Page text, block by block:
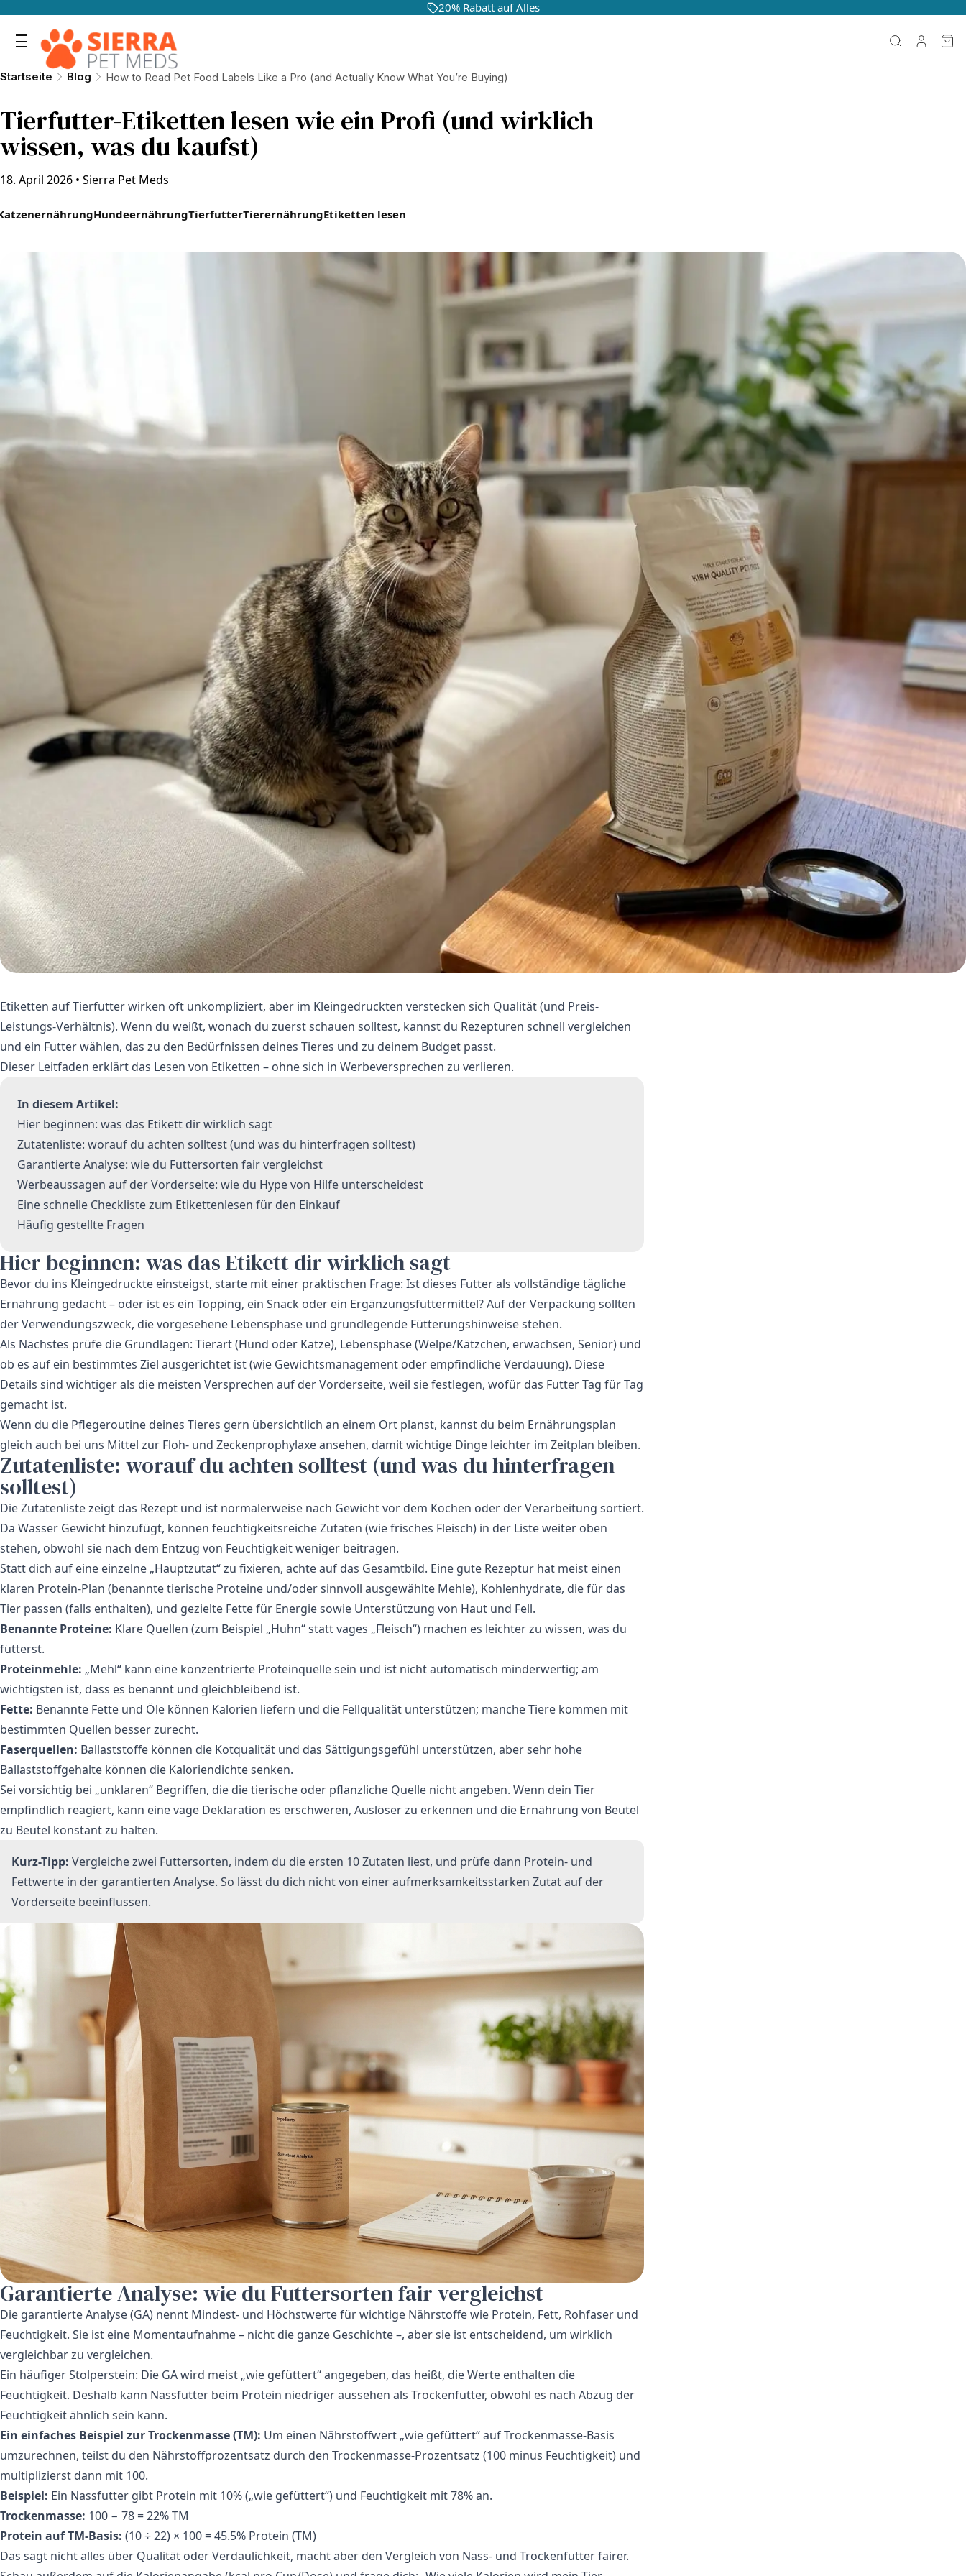
20% Rabatt auf Alles
Startseite Blog How to Read Pet Food Labels Like a Pro (and Actually Know What You’re Buying)
Tierfutter-Etiketten lesen wie ein Profi (und wirklich
wissen, was du kaufst)
18. April 2026 • Sierra Pet Meds
HundeernährungTierfutterTierernährungEtiketten lesen
Etiketten auf Tierfutter wirken oft unkompliziert, aber im Kleingedruckten verstecken sich Qualität (und Preis-
Leistungs-Verhältnis). Wenn du weißt, wonach du zuerst schauen solltest, kannst du Rezepturen schnell vergleichen
und ein Futter wählen, das zu den Bedürfnissen deines Tieres und zu deinem Budget passt.
Dieser Leitfaden erklärt das Lesen von Etiketten – ohne sich in Werbeversprechen zu verlieren.
In diesem Artikel:
Hier beginnen: was das Etikett dir wirklich sagt
Zutatenliste: worauf du achten solltest (und was du hinterfragen solltest)
Garantierte Analyse: wie du Futtersorten fair vergleichst
Werbeaussagen auf der Vorderseite: wie du Hype von Hilfe unterscheidest
Eine schnelle Checkliste zum Etikettenlesen für den Einkauf
Häufig gestellte Fragen
Hier beginnen: was das Etikett dir wirklich sagt
Bevor du ins Kleingedruckte einsteigst, starte mit einer praktischen Frage: Ist dieses Futter als vollständige tägliche
Ernährung gedacht – oder ist es ein Topping, ein Snack oder ein Ergänzungsfuttermittel? Auf der Verpackung sollten
der Verwendungszweck, die vorgesehene Lebensphase und grundlegende Fütterungshinweise stehen.
Als Nächstes prüfe die Grundlagen: Tierart (Hund oder Katze), Lebensphase (Welpe/Kätzchen, erwachsen, Senior) und
ob es auf ein bestimmtes Ziel ausgerichtet ist (wie Gewichtsmanagement oder empfindliche Verdauung). Diese
Details sind wichtiger als die meisten Versprechen auf der Vorderseite, weil sie festlegen, wofür das Futter Tag für Tag
gemacht ist.
Wenn du die Pflegeroutine deines Tieres gern übersichtlich an einem Ort planst, kannst du beim Ernährungsplan
gleich auch bei uns Mittel zur Floh- und Zeckenprophylaxe ansehen, damit wichtige Dinge leichter im Zeitplan bleiben.
Zutatenliste: worauf du achten solltest (und was du hinterfragen
solltest)
Die Zutatenliste zeigt das Rezept und ist normalerweise nach Gewicht vor dem Kochen oder der Verarbeitung sortiert.
Da Wasser Gewicht hinzufügt, können feuchtigkeitsreiche Zutaten (wie frisches Fleisch) in der Liste weiter oben
stehen, obwohl sie nach dem Entzug von Feuchtigkeit weniger beitragen.
Statt dich auf eine einzelne „Hauptzutat“ zu fixieren, achte auf das Gesamtbild. Eine gute Rezeptur hat meist einen
klaren Protein-Plan (benannte tierische Proteine und/oder sinnvoll ausgewählte Mehle), Kohlenhydrate, die für das
Tier passen (falls enthalten), und gezielte Fette für Energie sowie Unterstützung von Haut und Fell.
Benannte Proteine: Klare Quellen (zum Beispiel „Huhn“ statt vages „Fleisch“) machen es leichter zu wissen, was du
fütterst.
Proteinmehle: „Mehl“ kann eine konzentrierte Proteinquelle sein und ist nicht automatisch minderwertig; am
wichtigsten ist, dass es benannt und gleichbleibend ist.
Fette: Benannte Fette und Öle können Kalorien liefern und die Fellqualität unterstützen; manche Tiere kommen mit
bestimmten Quellen besser zurecht.
Faserquellen: Ballaststoffe können die Kotqualität und das Sättigungsgefühl unterstützen, aber sehr hohe
Ballaststoffgehalte können die Kaloriendichte senken.
Sei vorsichtig bei „unklaren“ Begriffen, die die tierische oder pflanzliche Quelle nicht angeben. Wenn dein Tier
empfindlich reagiert, kann eine vage Deklaration es erschweren, Auslöser zu erkennen und die Ernährung von Beutel
zu Beutel konstant zu halten.
Kurz-Tipp: Vergleiche zwei Futtersorten, indem du die ersten 10 Zutaten liest, und prüfe dann Protein- und
Fettwerte in der garantierten Analyse. So lässt du dich nicht von einer aufmerksamkeitsstarken Zutat auf der
Vorderseite beeinflussen.
Garantierte Analyse: wie du Futtersorten fair vergleichst
Die garantierte Analyse (GA) nennt Mindest- und Höchstwerte für wichtige Nährstoffe wie Protein, Fett, Rohfaser und
Feuchtigkeit. Sie ist eine Momentaufnahme – nicht die ganze Geschichte –, aber sie ist entscheidend, um wirklich
vergleichbar zu vergleichen.
Ein häufiger Stolperstein: Die GA wird meist „wie gefüttert“ angegeben, das heißt, die Werte enthalten die
Feuchtigkeit. Deshalb kann Nassfutter beim Protein niedriger aussehen als Trockenfutter, obwohl es nach Abzug der
Feuchtigkeit ähnlich sein kann.
Ein einfaches Beispiel zur Trockenmasse (TM): Um einen Nährstoffwert „wie gefüttert“ auf Trockenmasse-Basis
umzurechnen, teilst du den Nährstoffprozentsatz durch den Trockenmasse-Prozentsatz (100 minus Feuchtigkeit) und
multiplizierst dann mit 100.
Beispiel: Ein Nassfutter gibt Protein mit 10% („wie gefüttert“) und Feuchtigkeit mit 78% an.
Trockenmasse: 100 − 78 = 22% TM
Protein auf TM-Basis: (10 ÷ 22) × 100 = 45.5% Protein (TM)
Das sagt nicht alles über Qualität oder Verdaulichkeit, macht aber den Vergleich von Nass- und Trockenfutter fairer.